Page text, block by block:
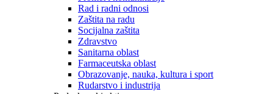
Rad i radni odnosi
Zaštita na radu
Socijalna zaštita
Zdravstvo
Sanitarna oblast
Farmaceutska oblast
Obrazovanje, nauka, kultura i sport
Rudarstvo i industrija